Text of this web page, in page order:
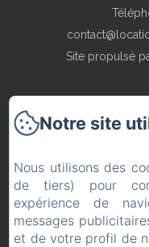
Site propulsé
Notre site
Nous utilisons des
de tiers) pour
expérience de
messages
et de votre profil de